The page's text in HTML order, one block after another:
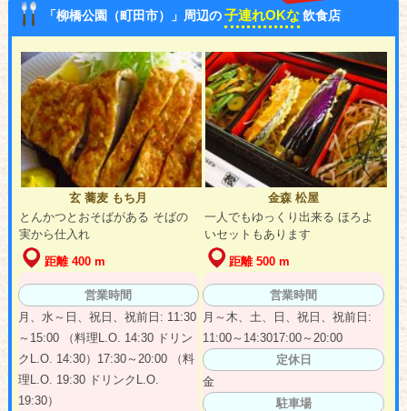
「柳橋公園（町田市）」周辺の子連れOKな 飲食店
玄 蕎麦 もち月
とんかつとおそばがある そばの
実から仕入れ
距離 400 m
営業時間
月、水～日、祝日、祝前日: 11:30
～15:00 （料理L.O. 14:30 ドリン
クL.O. 14:30）17:30～20:00 （料
理L.O. 19:30 ドリンクL.O.
19:30）
金森 松屋
一人でもゆっくり出来る ほろよ
いセットもあります
距離 500 m
営業時間
月～木、土、日、祝日、祝前日:
11:00～14:3017:00～20:00
定休日
金
駐車場